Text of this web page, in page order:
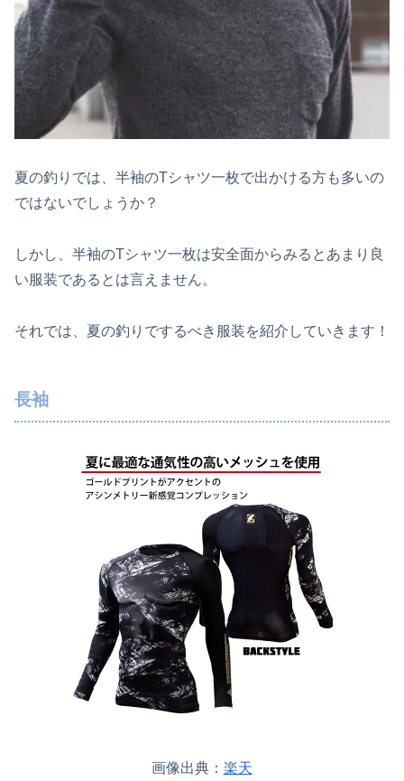
夏の釣りでは、半袖のTシャツ一枚で出かける方も多いの
ではないでしょうか？
しかし、半袖のTシャツ一枚は安全面からみるとあまり良
い服装であるとは言えません。
それでは、夏の釣りでするべき服装を紹介していきます！
長袖
画像出典： 楽天